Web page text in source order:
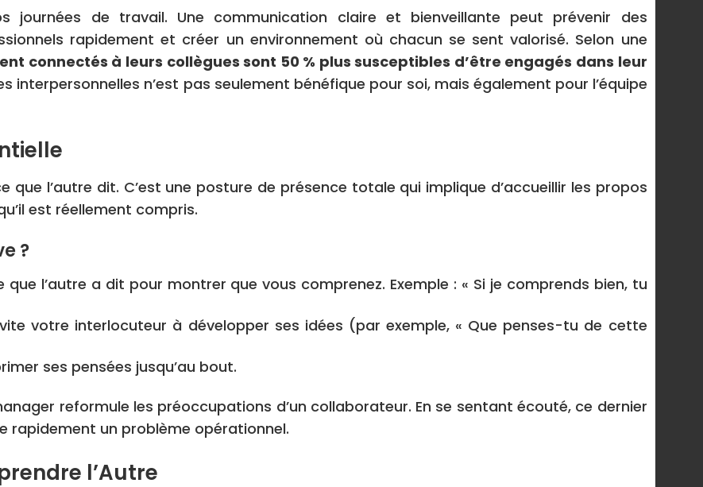
journées de travail. Une communication claire et bienveillante peut prévenir des
rapidement et créer un environnement où chacun se sent valorisé. Selon une
connectés à leurs collègues sont 50 % plus susceptibles d’être engagés dans leur
interpersonnelles n’est pas seulement bénéfique pour soi, mais également pour l’équipe
que l’autre dit. C’est une posture de présence totale qui implique d’accueillir les propos
est réellement compris.
?
que l’autre a dit pour montrer que vous comprenez. Exemple : « Si je comprends bien, tu
votre interlocuteur à développer ses idées (par exemple, « Que penses-tu de cette
ses pensées jusqu’au bout.
reformule les préoccupations d’un collaborateur. En se sentant écouté, ce dernier
rapidement un problème opérationnel.
l’Autre